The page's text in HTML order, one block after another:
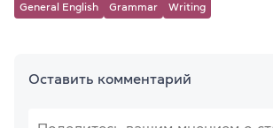
General English Grammar Writing
Оставить комментарий